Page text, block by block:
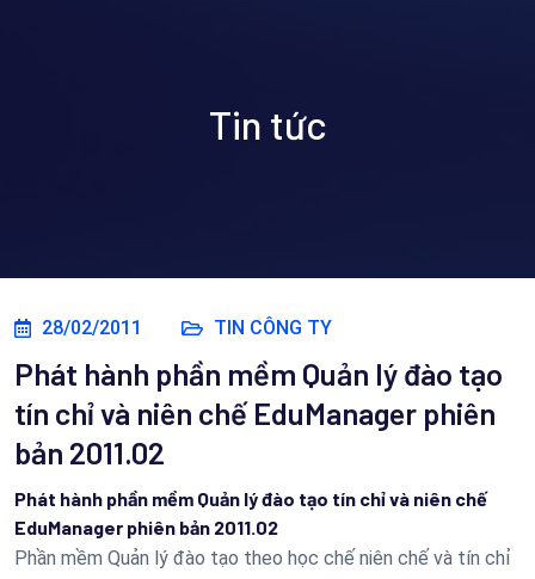
Tin tức
28/02/2011 TIN CÔNG TY
Phát hành phần mềm Quản lý đào tạo
tín chỉ và niên chế EduManager phiên
bản 2011.02
Phát hành phần mềm Quản lý đào tạo tín chỉ và niên chế
EduManager phiên bản 2011.02
Phần mềm Quản lý đào tạo theo học chế niên chế và tín chỉ